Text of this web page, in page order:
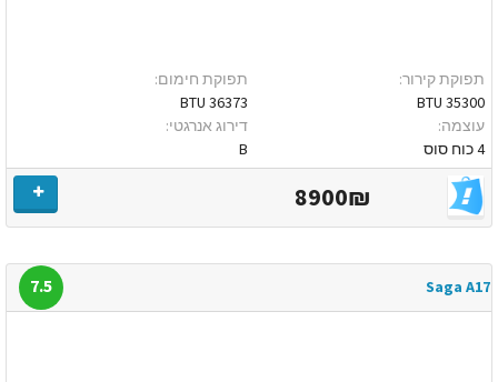
תפוקת קירור:
35300 BTU
עוצמה:
4 כוח סוס
תפוקת חימום:
36373 BTU
דירוג אנרגטי:
B
8900₪
Saga A17
7.5